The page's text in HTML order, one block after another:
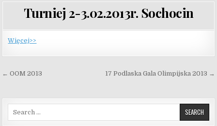
Turniej 2-3.02.2013r. Sochocin
Więcej>>
Nawigacja wpisu17 Podlaska Gala Olimpijska 2013 →
← OOM 2013
Search for: